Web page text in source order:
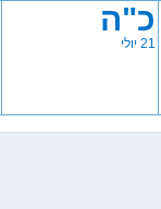
כ"ה
21 יולי